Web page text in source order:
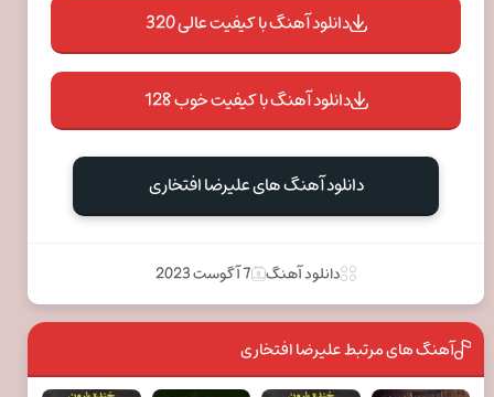
دانلود آهنگ با کیفیت عالی 320
دانلود آهنگ با کیفیت خوب 128
دانلود آهنگ های علیرضا افتخاری
دانلود آهنگ 7 آگوست 2023
آهنگ های مرتبط علیرضا افتخاری